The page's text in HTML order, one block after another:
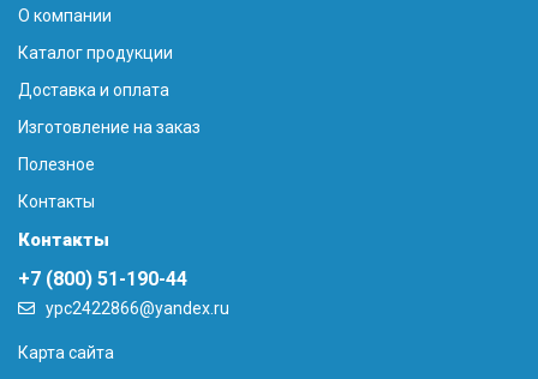
О компании
Каталог продукции
Доставка и оплата
Изготовление на заказ
Полезное
Контакты
Контакты
+7 (800) 51-190-44
ypc2422866@yandex.ru
Карта сайта